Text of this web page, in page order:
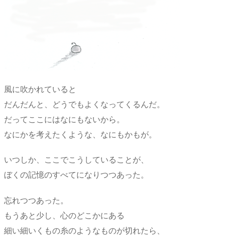
風に吹かれていると
だんだんと、どうでもよくなってくるんだ。
だってここにはなにもないから。
なにかを考えたくような、なにもかもが。
いつしか、ここでこうしていることが、
ぼくの記憶のすべてになりつつあった。
忘れつつあった。
もうあと少し、心のどこかにある
細い細いくもの糸のようなものが切れたら、